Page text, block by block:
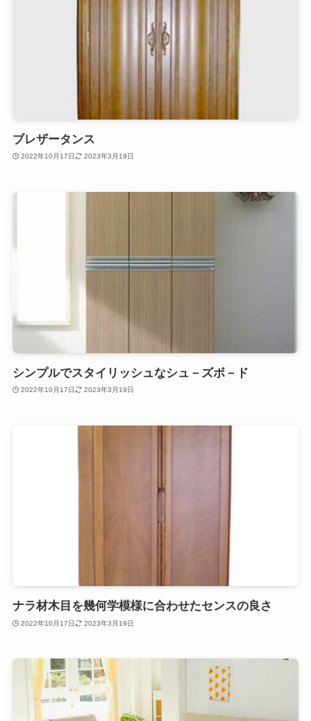
ブレザータンス
2022年10月17日 2023年3月19日
シンプルでスタイリッシュなシュ－ズボ－ド
2022年10月17日 2023年3月19日
ナラ材木目を幾何学模様に合わせたセンスの良さ
2022年10月17日 2023年3月19日